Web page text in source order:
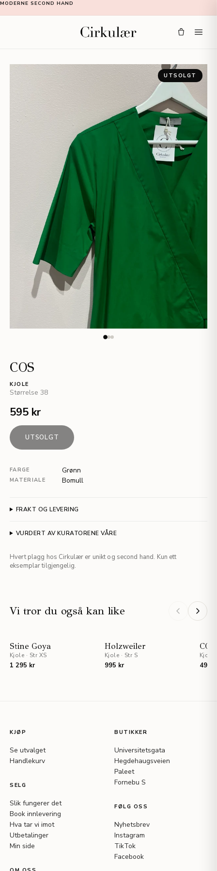
MODERNE SECOND HAND
UTSOLGT
COS
KJOLE
Størrelse 38
595 kr
UTSOLGT
FARGE Grønn
MATERIALE Bomull
FRAKT OG LEVERING
VURDERT AV KURATORENE VÅRE
Hvert plagg hos Cirkulær er unikt og second hand. Kun ett
eksemplar tilgjengelig.
Vi tror du også kan like
Stine Goya
Kjole · Str XS
1 295 kr
Holzweiler
Kjole · Str S
995 kr
COS
Kjole
495
KJØP
Se utvalget
Handlekurv
SELG
Slik fungerer det
Book innlevering
Hva tar vi imot
Utbetalinger
Min side
BUTIKKER
Universitetsgata
Hegdehaugsveien
Paleet
Fornebu S
FØLG OSS
Nyhetsbrev
Instagram
TikTok
Facebook